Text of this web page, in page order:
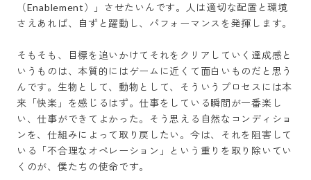
（Enablement）」させたいんです。人は適切な配置と環境
さえあれば、自ずと躍動し、パフォーマンスを発揮します。
そもそも、目標を追いかけてそれをクリアしていく達成感と
いうものは、本質的にはゲームに近くて面白いものだと思う
んです。生物として、動物として、そういうプロセスには本
来「快楽」を感じるはず。仕事をしている瞬間が一番楽し
い、仕事ができてよかった。そう思える自然なコンディショ
ンを、仕組みによって取り戻したい。今は、それを阻害して
いる「不合理なオペレーション」という重りを取り除いてい
くのが、僕たちの使命です。